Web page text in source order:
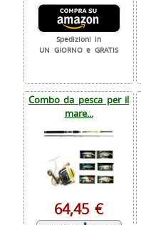
Spedizioni in
UN GIORNO e GRATIS
Combo da pesca per il
mare...
64,45 €